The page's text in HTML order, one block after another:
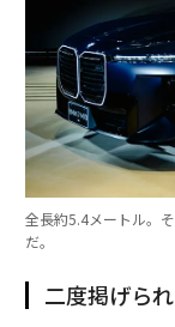
全長約5.4メートル。
だ。
二度掲げら